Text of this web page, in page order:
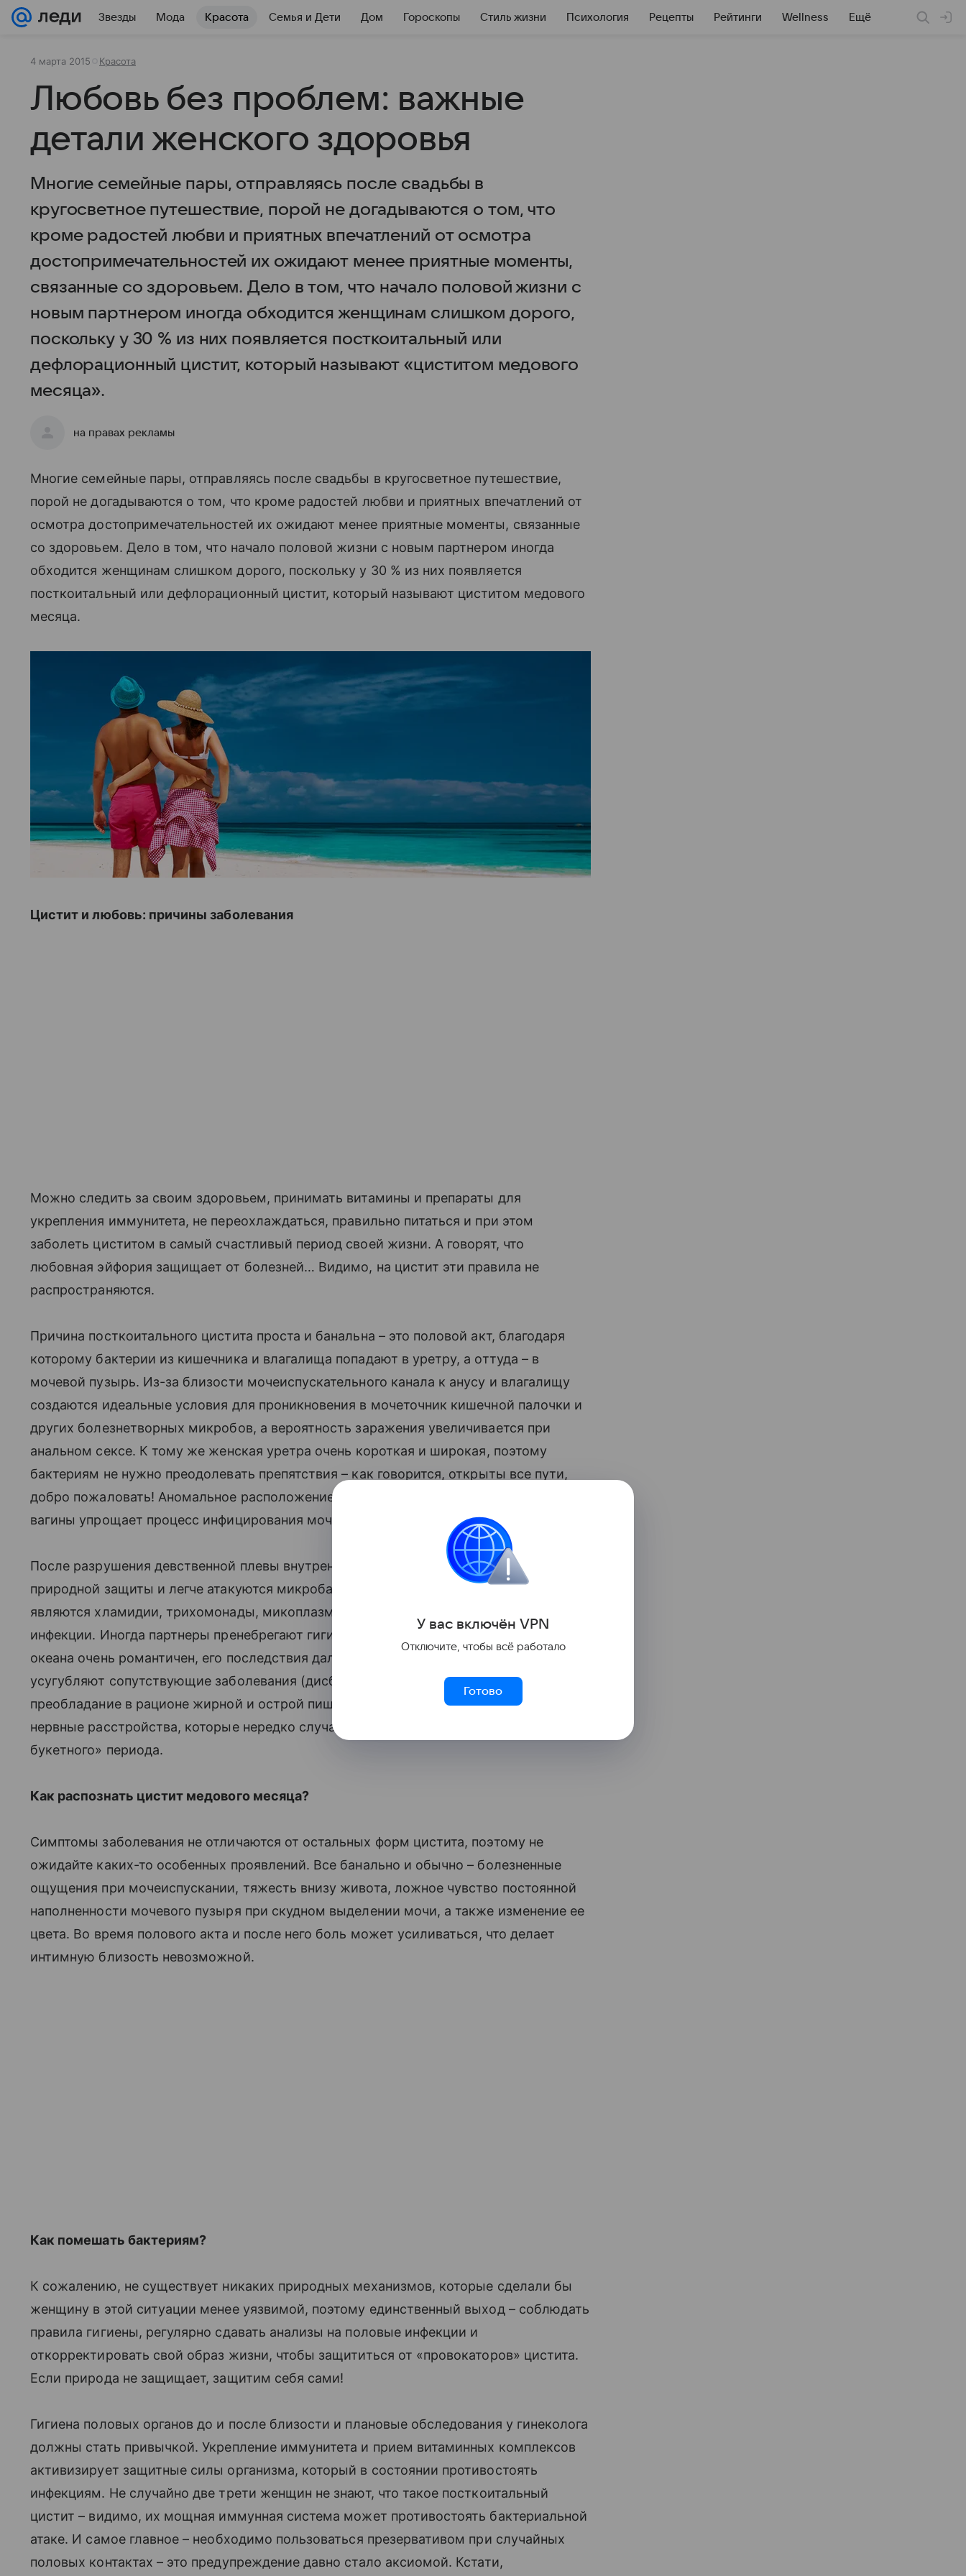
Звезды Мода Красота Семья и Дети Дом Гороскопы Стиль жизни Психология Рецепты Рейтинги Wellness Ещё
4 марта 2015 Красота
Любовь без проблем: важные
детали женского здоровья
Многие семейные пары, отправляясь после свадьбы в
кругосветное путешествие, порой не догадываются о том, что
кроме радостей любви и приятных впечатлений от осмотра
достопримечательностей их ожидают менее приятные моменты,
связанные со здоровьем. Дело в том, что начало половой жизни с
новым партнером иногда обходится женщинам слишком дорого,
поскольку у 30 % из них появляется посткоитальный или
дефлорационный цистит, который называют «циститом медового
месяца».
на правах рекламы
Многие семейные пары, отправляясь после свадьбы в кругосветное путешествие,
порой не догадываются о том, что кроме радостей любви и приятных впечатлений от
осмотра достопримечательностей их ожидают менее приятные моменты, связанные
со здоровьем. Дело в том, что начало половой жизни с новым партнером иногда
обходится женщинам слишком дорого, поскольку у 30 % из них появляется
посткоитальный или дефлорационный цистит, который называют циститом медового
месяца.
Цистит и любовь: причины заболевания
Можно следить за своим здоровьем, принимать витамины и препараты для
укрепления иммунитета, не переохлаждаться, правильно питаться и при этом
заболеть циститом в самый счастливый период своей жизни. А говорят, что
любовная эйфория защищает от болезней… Видимо, на цистит эти правила не
распространяются.
Причина посткоитального цистита проста и банальна – это половой акт, благодаря
которому бактерии из кишечника и влагалища попадают в уретру, а оттуда – в
мочевой пузырь. Из-за близости мочеиспускательного канала к анусу и влагалищу
создаются идеальные условия для проникновения в мочеточник кишечной палочки и
других болезнетворных микробов, а вероятность заражения увеличивается при
анальном сексе. К тому же женская уретра очень короткая и широкая, поэтому
бактериям не нужно преодолевать препятствия – как говорится, открыты все пути,
добро пожаловать! Аномальное расположение уретры с углублением в сторону
вагины упрощает процесс инфицирования мочевого пузыря.
После разрушения девственной плевы внутренние органы малого таза лишаются
природной защиты и легче атакуются микробами. Нередко возбудителями цистита
являются хламидии, трихомонады, микоплазмы, грибы Candida и другие половые
инфекции. Иногда партнеры пренебрегают гигиеной, и хотя спонтанный секс на берегу
океана очень романтичен, его последствия далеки от романтики. Ситуацию
усугубляют сопутствующие заболевания (дисбактериоз, бактериальный вагиноз),
преобладание в рационе жирной и острой пищи, злоупотребление алкоголем и
нервные расстройства, которые нередко случаются даже во время «конфетно-
букетного» периода.
Как распознать цистит медового месяца?
Симптомы заболевания не отличаются от остальных форм цистита, поэтому не
ожидайте каких-то особенных проявлений. Все банально и обычно – болезненные
ощущения при мочеиспускании, тяжесть внизу живота, ложное чувство постоянной
наполненности мочевого пузыря при скудном выделении мочи, а также изменение ее
цвета. Во время полового акта и после него боль может усиливаться, что делает
интимную близость невозможной.
Как помешать бактериям?
К сожалению, не существует никаких природных механизмов, которые сделали бы
женщину в этой ситуации менее уязвимой, поэтому единственный выход – соблюдать
правила гигиены, регулярно сдавать анализы на половые инфекции и
откорректировать свой образ жизни, чтобы защититься от «провокаторов» цистита.
Если природа не защищает, защитим себя сами!
Гигиена половых органов до и после близости и плановые обследования у гинеколога
должны стать привычкой. Укрепление иммунитета и прием витаминных комплексов
активизирует защитные силы организма, который в состоянии противостоять
инфекциям. Не случайно две трети женщин не знают, что такое посткоитальный
цистит – видимо, их мощная иммунная система может противостоять бактериальной
атаке. И самое главное – необходимо пользоваться презервативом при случайных
половых контактах – это предупреждение давно стало аксиомой. Кстати,
У вас включён VPN
Отключите, чтобы всё работало
Готово